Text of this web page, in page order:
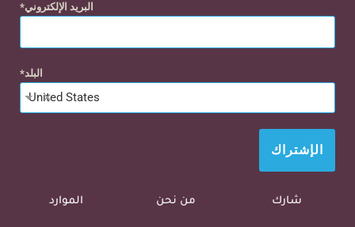
البريد الإلكتروني
البلد
United States
×
الإشتراك
شارك من نحن الموارد